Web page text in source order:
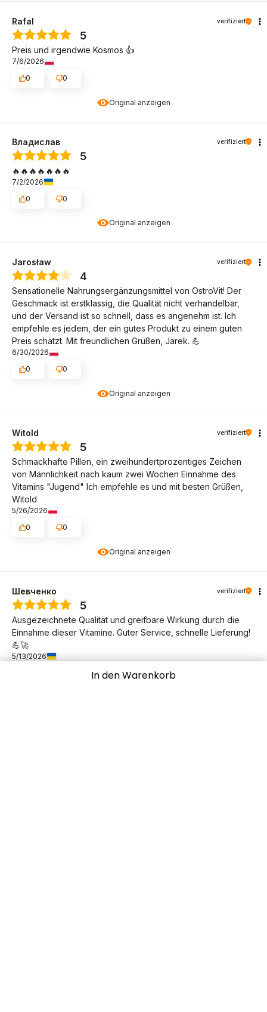
In den Warenkorb
Original anzeigen
Rafal verifiziert
5
Preis und irgendwie Kosmos 👍
7/6/2026
0
0
Original anzeigen
Владислав verifiziert
5
🔥🔥🔥🔥🔥🔥🔥
7/2/2026
0
0
Original anzeigen
Jarosław verifiziert
4
Sensationelle Nahrungsergänzungsmittel von OstroVit! Der
Geschmack ist erstklassig, die Qualität nicht verhandelbar,
und der Versand ist so schnell, dass es angenehm ist. Ich
empfehle es jedem, der ein gutes Produkt zu einem guten
Preis schätzt. Mit freundlichen Grüßen, Jarek. 💪
6/30/2026
0
0
Original anzeigen
Witold verifiziert
5
Schmackhafte Pillen, ein zweihundertprozentiges Zeichen
von Männlichkeit nach kaum zwei Wochen Einnahme des
Vitamins "Jugend" Ich empfehle es und mit besten Grüßen,
Witold
5/26/2026
0
0
Шевченко verifiziert
5
Ausgezeichnete Qualität und greifbare Wirkung durch die
Einnahme dieser Vitamine. Guter Service, schnelle Lieferung!
💪🚀
5/13/2026